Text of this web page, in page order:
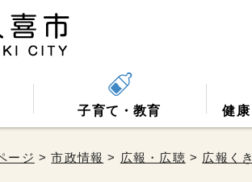
子育て・教育 健
ージ >市政情報 > 広報・広聴 > 広報くき